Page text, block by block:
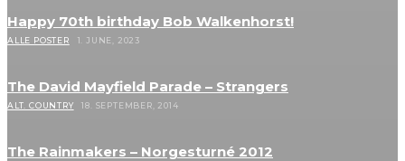
Happy 70th birthday Bob Walkenhorst!
ALLE POSTER 1. JUNE, 2023
The David Mayfield Parade – Strangers
ALT. COUNTRY 18. SEPTEMBER, 2014
The Rainmakers – Norgesturné 2012